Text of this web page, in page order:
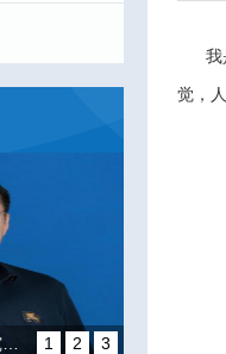
1 2 3
我是
觉，